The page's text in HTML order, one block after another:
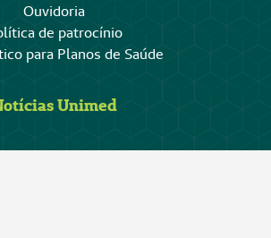
Ouvidoria
de patrocínio
para Planos de Saúde
Unimed